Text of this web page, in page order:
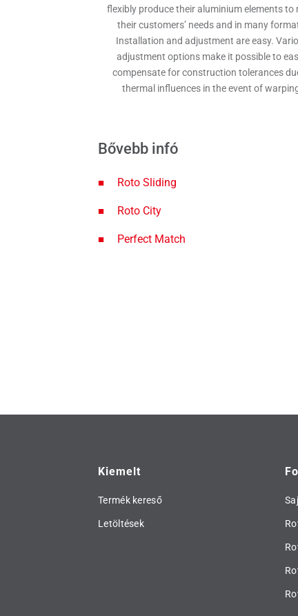
flexibly produce their aluminium elements to
their customers’ needs and in many
Installation and adjustment are easy.
adjustment options make it possible to
compensate for construction tolerances
thermal influences in the event of
Bővebb infó
Roto Sliding
Roto City
Perfect Match
Kiemelt
Termék kereső
Letöltések